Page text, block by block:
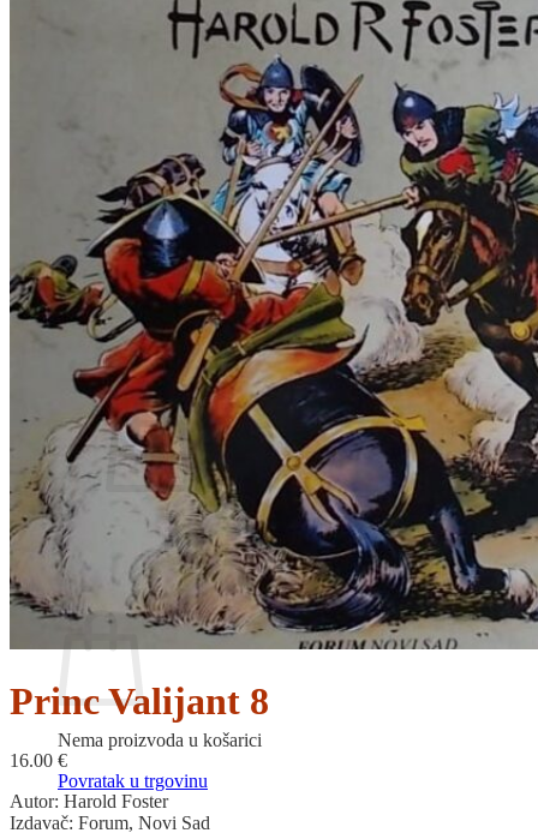
DO ZEMLJOVIDA
RJEČNICI, GRAMATIKE, PRAVOPISI…
ŠAH
STRIPOVI
TEHNIČKE ZNANOSTI
TEORIJA I POVIJEST KNJIŽEVNOSTI
VEDUTE
ZAGREB
ZEMLJOVIDI
Otkup knjiga
O nama
Novosti
AKCIJA
Pretraži:
Nema proizvoda u košarici
Povratak u trgovinu
Košarica
Nema proizvoda u košarici
Povratak u trgovinu
Princ Valijant 8
16.00 €
Autor: Harold Foster
Izdavač: Forum, Novi Sad